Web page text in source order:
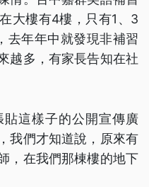
大樓有4樓，只有1、3
去年年中就發現非補習
越多，有家長告知在社
這樣子的公開宣傳廣
我們才知道說，原來有
，在我們那棟樓的地下